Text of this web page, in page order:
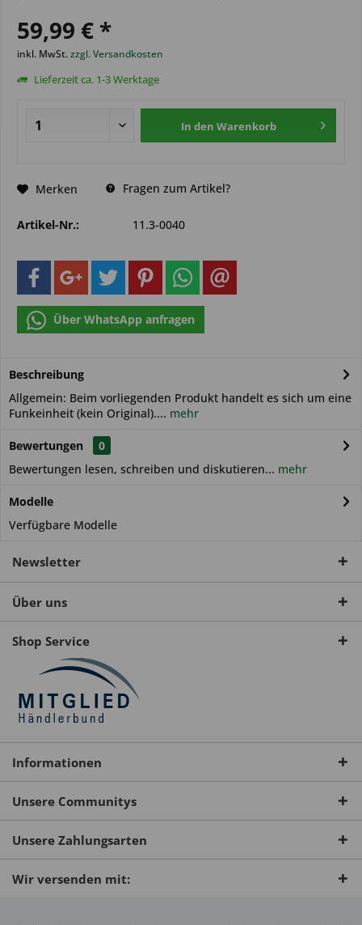
59,99 € *
inkl. MwSt.zzgl. Versandkosten
Lieferzeit ca. 1-3 Werktage
In den Warenkorb
Merken Fragen zum Artikel?
Artikel-Nr.: 11.3-0040
Über WhatsApp anfragen
Beschreibung
Allgemein: Beim vorliegenden Produkt handelt es sich um eine
Funkeinheit (kein Original).... mehr
Bewertungen
0
Bewertungen lesen, schreiben und diskutieren... mehr
Modelle
Verfügbare Modelle
Newsletter
Über uns
Shop Service
Informationen
Unsere Communitys
Unsere Zahlungsarten
Wir versenden mit: